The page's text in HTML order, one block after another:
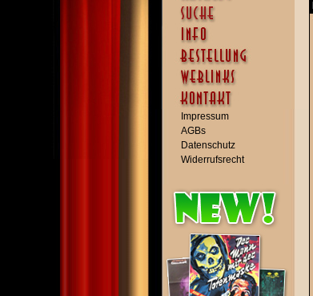
Impressum
AGBs
Datenschutz
Widerrufsrecht